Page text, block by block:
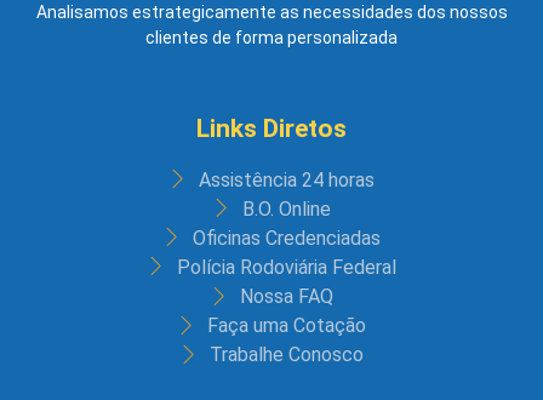
Analisamos estrategicamente as necessidades dos nossos
clientes de forma personalizada
Links Diretos
Assistência 24 horas
B.O. Online
Oficinas Credenciadas
Polícia Rodoviária Federal
Nossa FAQ
Faça uma Cotação
Trabalhe Conosco